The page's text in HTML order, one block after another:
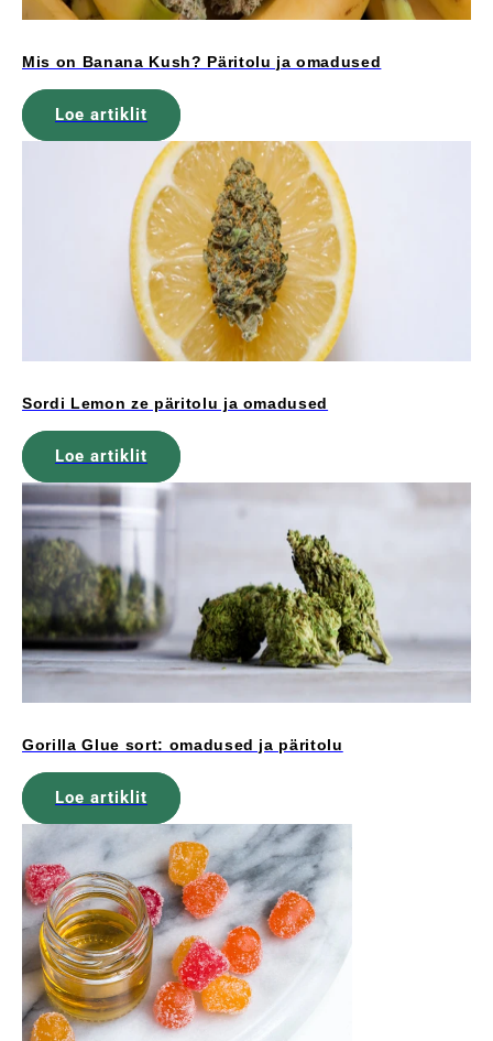
Mis on Banana Kush? Päritolu ja omadused
Loe artiklit
Sordi Lemon ze päritolu ja omadused
Loe artiklit
Gorilla Glue sort: omadused ja päritolu
Loe artiklit